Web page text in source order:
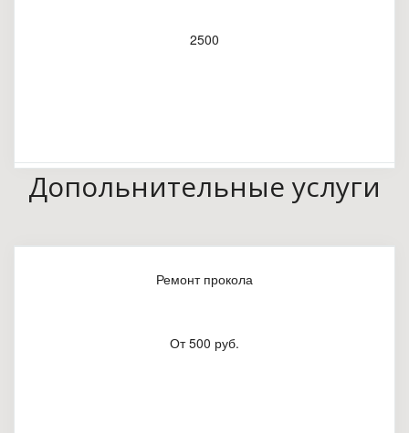
2500
Допольнительные услуги
Ремонт прокола
От 500 руб.